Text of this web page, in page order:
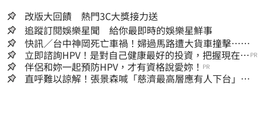
改版大回饋 熱門3C大獎接力送
追蹤訂閱娛樂星聞 給你最即時的娛樂星鮮事
快訊／台中神岡死亡車禍！婦過馬路遭大貨車撞擊…下
半身輾碎慘死路口
立即諮詢HPV！是對自己健康最好的投資，把握現在不
嫌晚！
PR
伴侶和妳一起預防HPV，才有資格說愛妳！ PR
直呼難以諒解！張景森喊「慈濟最高層應有人下台」：